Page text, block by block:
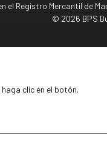
el Registro Mercantil de
© 2026 BPS
clic en el botón.